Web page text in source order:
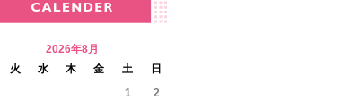
2026年8月
火 水 木 金 土
日
1
2